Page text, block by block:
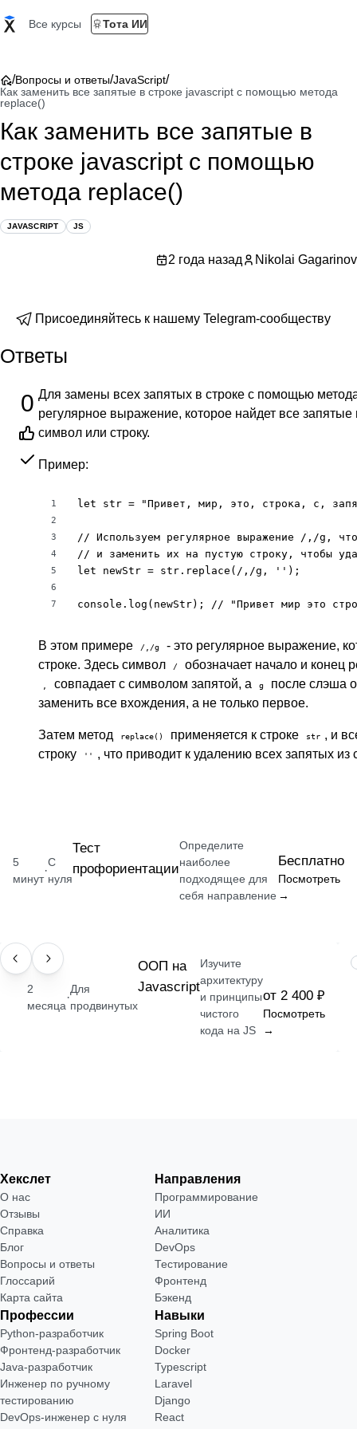
Все курсы Тота ИИ
/Вопросы и ответы/JavaScript/
Как заменить все запятые в строке javascript с помощью метода
replace()
Как заменить все запятые в
строке javascript с помощью
метода replace()
JAVASCRIPT JS
2 года назад Nikolai Gagarinov
Присоединяйтесь к нашему Telegram-сообществу
Ответы
0 Для замены всех запятых в строке с помощью
регулярное выражение, которое найдет все запятые
символ или строку.
Пример:
1
2
3
4
5
6
7
let str = "Привет, мир, это, строка, с,
// Используем регулярное выражение /,/g,
// и заменить их на пустую строку, чтобы
let newStr = str.replace(/,/g, '');
console.log(newStr); // "Привет мир это
В этом примере /,/g
- это регулярное выражение,
строке. Здесь символ
/ обозначает начало и конец
совпадает с символом запятой, а g
после слэша
заменить все вхождения, а не только первое.
Затем метод replace() применяется к строке str , и
строку
'' , что приводит к удалению всех запятых из
5
минут
·
С
нуля
Тест
профориентации
Определите
наиболее
подходящее для
себя направление
Бесплатно
Посмотреть
→
НАВЫК
2
месяца
·
Для
продвинутых
ООП на
Javascript
Изучите
архитектуру
и принципы
чистого
кода на JS
от 2 400 ₽
Посмотреть
→
Хекслет
О нас
Отзывы
Справка
Блог
Вопросы и ответы
Глоссарий
Карта сайта
Направления
Программирование
ИИ
Аналитика
DevOps
Тестирование
Фронтенд
Бэкенд
Профессии
Python-разработчик
Фронтенд-разработчик
Java-разработчик
Инженер по ручному
тестированию
DevOps-инженер с нуля
Навыки
Spring Boot
Docker
Typescript
Laravel
Django
React